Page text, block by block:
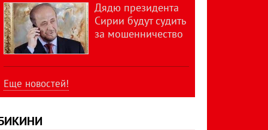
Дядю президента
Сирии будут судить
за мошенничество
Еще новостей!